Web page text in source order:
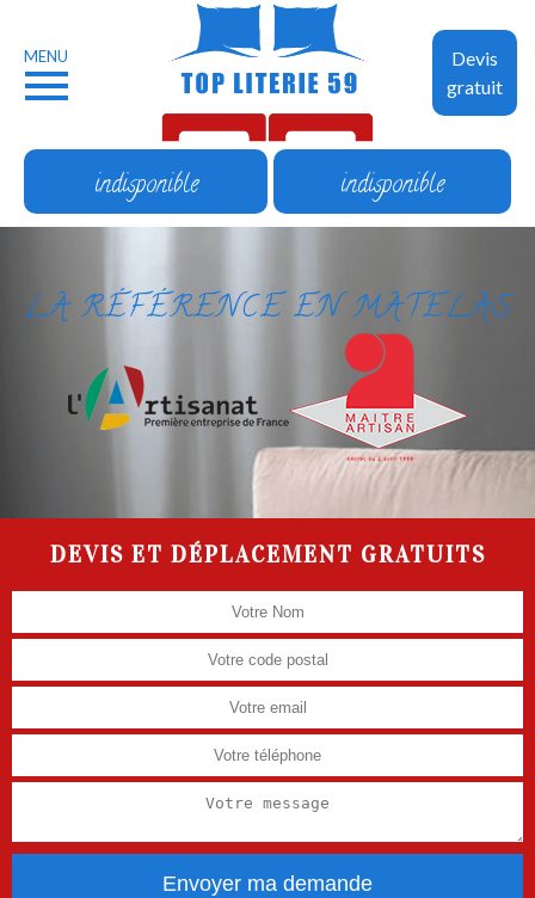
Devis
gratuit
MENU
indisponible indisponible
LA RÉFÉRENCE EN MATELAS
DEVIS ET DÉPLACEMENT GRATUITS